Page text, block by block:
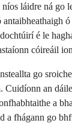
láidre ná go
ó
é le
cóireáil
go
Cuidíonn an
a
a fhágann go